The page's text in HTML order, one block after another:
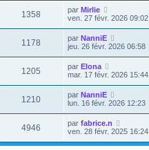
1358 par Mirlie
ven. 27 févr. 2026 09:02
1178 par NanniE
jeu. 26 févr. 2026 06:58
1205 par Elona
mar. 17 févr. 2026 15:44
1210 par NanniE
lun. 16 févr. 2026 12:23
4946 par fabrice.n
ven. 28 févr. 2025 16:24